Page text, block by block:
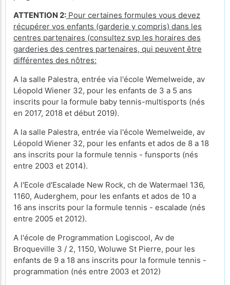
ATTENTION 2: Pour certaines formules vous devez
récupérer vos enfants (garderie y compris) dans les
centres partenaires (consultez svp les horaires des
garderies des centres partenaires, qui peuvent être
différentes des nôtres:
A la salle Palestra, entrée via l'école Wemelweide, av
Léopold Wiener 32, pour les enfants de 3 a 5 ans
inscrits pour la formule baby tennis-multisports (nés
en 2017, 2018 et début 2019).
A la salle Palestra, entrée via l'école Wemelweide, av
Léopold Wiener 32, pour les enfants et ados de 8 a 18
ans inscrits pour la formule tennis - funsports (nés
entre 2003 et 2014).
A l'Ecole d'Escalade New Rock, ch de Watermael 136,
1160, Auderghem, pour les enfants et ados de 10 a
16 ans inscrits pour la formule tennis - escalade (nés
entre 2005 et 2012).
A l'école de Programmation Logiscool, Av de
Broqueville 3 / 2, 1150, Woluwe St Pierre, pour les
enfants de 9 a 18 ans inscrits pour la formule tennis -
programmation (nés entre 2003 et 2012)